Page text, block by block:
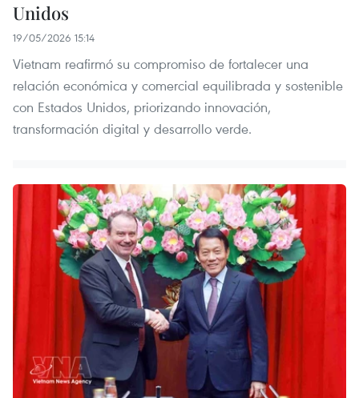
Unidos
19/05/2026 15:14
Vietnam reafirmó su compromiso de fortalecer una
relación económica y comercial equilibrada y sostenible
con Estados Unidos, priorizando innovación,
transformación digital y desarrollo verde.